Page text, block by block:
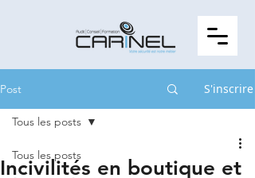
Post S'inscrire
Tous les posts
Tous les posts
Incivilités en boutique et